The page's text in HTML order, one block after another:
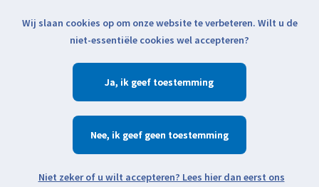
Klik voor actuele verzendinformatie...
Verlanglijst
Zoeken
Open webshop menu
Wij slaan cookies op om onze website te verbeteren. Wilt u de
niet-essentiële cookies wel accepteren?
Ja
Nee